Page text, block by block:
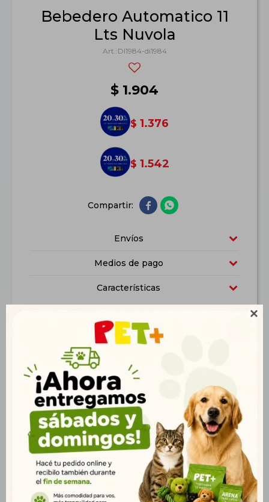

Bebedero Automatico 11
Lts Nuvola
DI1984-di1984
$ 1.904
$ 1.376
$ 1.542
 
Envíos
Medios de pago
Características
Productos que te pueden interesar